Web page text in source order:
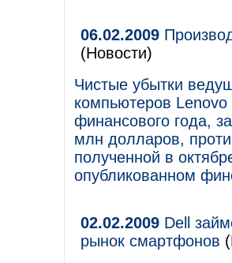
06.02.2009
(Новости)
Чистые убытки
компьютеров
финансового года,
млн долларов,
полученной в
опубликованном
02.02.2009 Dell
рынок смартфонов